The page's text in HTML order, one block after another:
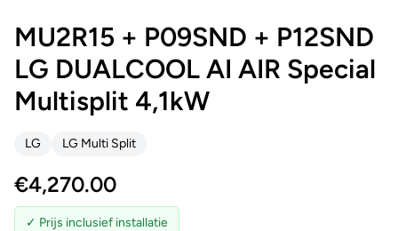
MU2R15 + P09SND + P12SND
LG DUALCOOL AI AIR Special
Multisplit 4,1kW
LG LG Multi Split
€4,270.00
✓ Prijs inclusief installatie